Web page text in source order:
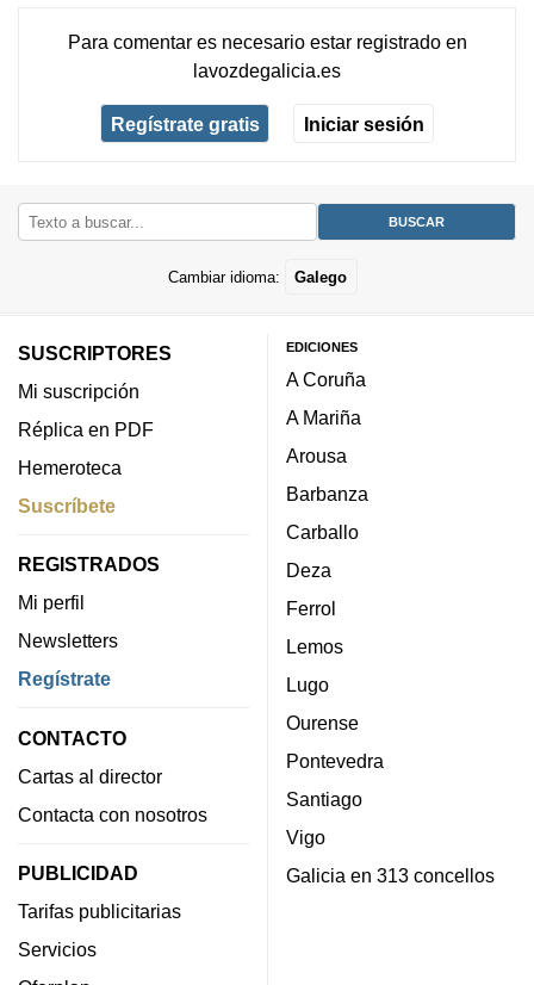
Para comentar es necesario estar registradoen
lavozdegalicia.es
Regístrate gratis Iniciar sesión
Cambiar idioma: Galego
SUSCRIPTORES
Mi suscripción
Réplica en PDF
Hemeroteca
Suscríbete
REGISTRADOS
Mi perfil
Newsletters
Regístrate
CONTACTO
Cartas al director
Contacta con nosotros
PUBLICIDAD
Tarifas publicitarias
Servicios
EDICIONES
A Coruña
A Mariña
Arousa
Barbanza
Carballo
Deza
Ferrol
Lemos
Lugo
Ourense
Pontevedra
Santiago
Vigo
Galicia en 313 concellos